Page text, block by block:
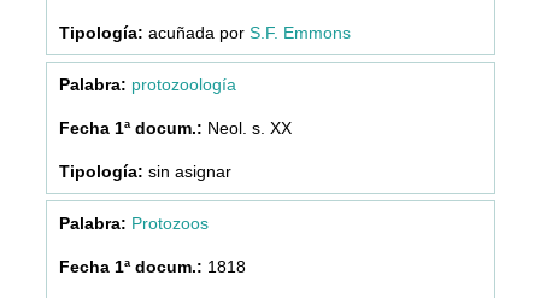
acuñada por S.F. Emmons
protozoología
Neol. s. XX
sin asignar
Protozoos
1818